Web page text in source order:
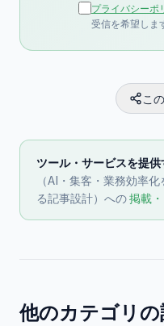
プライバシーポ
受信を希望しま
こ
ツール・サービスを提供
（AI・集客・業務効率
る記事設計）への掲載
他のカテゴリ